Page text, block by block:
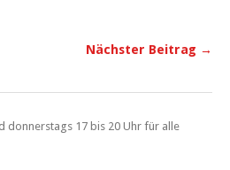
Nächster Beitrag →
donnerstags 17 bis 20 Uhr für alle